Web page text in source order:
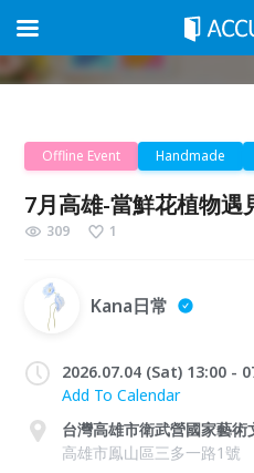
Offline Event Handmade
7月高雄-當鮮花植物遇
309 1
Kana日常
2026.07.04 (Sat) 13:00 -
Add To Calendar
台灣高雄市衛武營國家藝
高雄市鳯山區三多一路1號